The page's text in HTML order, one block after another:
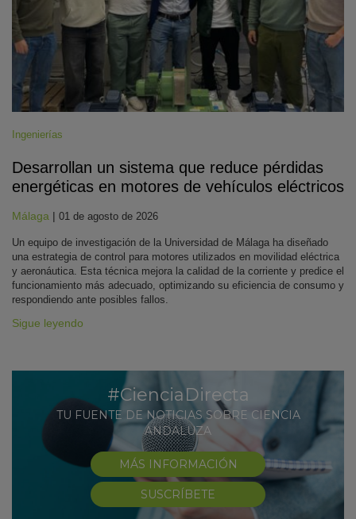
Ingenierías
Desarrollan un sistema que reduce pérdidas
energéticas en motores de vehículos eléctricos
Málaga | 01 de agosto de 2026
Un equipo de investigación de la Universidad de Málaga ha diseñado
una estrategia de control para motores utilizados en movilidad eléctrica
y aeronáutica. Esta técnica mejora la calidad de la corriente y predice el
funcionamiento más adecuado, optimizando su eficiencia de consumo y
respondiendo ante posibles fallos.
Sigue leyendo
#CienciaDirecta
TU FUENTE DE NOTICIAS SOBRE CIENCIA
ANDALUZA
MÁS INFORMACIÓN
SUSCRÍBETE